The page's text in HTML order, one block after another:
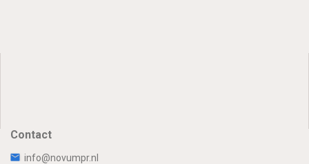
Contact
info@novumpr.nl